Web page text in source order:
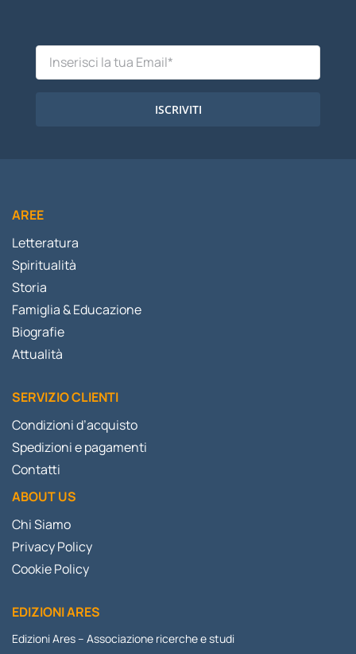
ISCRIVITI
AREE
Letteratura
Spiritualità
Storia
Famiglia & Educazione
Biografie
Attualità
SERVIZIO CLIENTI
Condizioni d’acquisto
Spedizioni e pagamenti
Contatti
ABOUT US
Chi Siamo
Privacy Policy
Cookie Policy
EDIZIONI ARES
Edizioni Ares – Associazione ricerche e studi